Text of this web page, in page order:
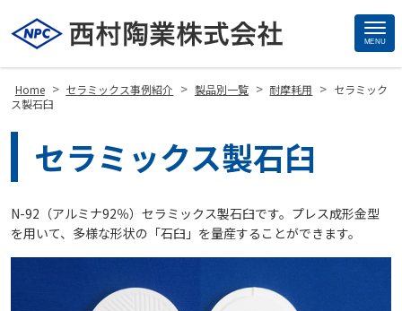
MENU
Home > セラミックス事例紹介 > 製品別一覧 > 耐摩耗用 > セラミック
ス製石臼
セラミックス製石臼
N-92（アルミナ92％）セラミックス製石臼です。プレス成形金型
を用いて、多様な形状の「石臼」を量産することができます。
Site
Footer